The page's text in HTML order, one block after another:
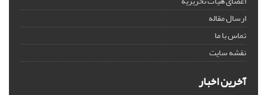
ارسال مقاله
تماس با ما
نقشه سایت
آخرین اخبار